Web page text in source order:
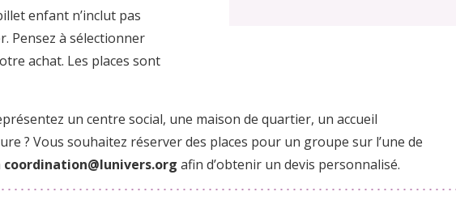
enfant n’inclut pas
Pensez à sélectionner
achat. Les places sont
un centre social, une maison de quartier, un accueil
? Vous souhaitez réserver des places pour un groupe sur l’une de
coordination@lunivers.org afin d’obtenir un devis personnalisé.